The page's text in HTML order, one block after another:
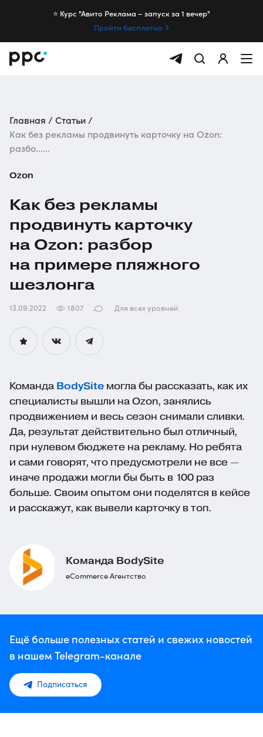
⭐️ Курс "Авито Реклама – запуск за 1 вечер"
Пройти бесплатно
Главная
Статьи
Как без рекламы продвинуть карточку на Ozon:
разбо......
Ozon
Как без рекламы
продвинуть карточку
на Ozon: разбор
на примере пляжного
шезлонга
13.09.2022 1807 Для всех уровней
Команда BodySite могла бы рассказать, как их
специалисты вышли на Ozon, занялись
продвижением и весь сезон снимали сливки.
Да, результат действительно был отличный,
при нулевом бюджете на рекламу. Но ребята
и сами говорят, что предусмотрели не все —
иначе продажи могли бы быть в 100 раз
больше. Своим опытом они поделятся в кейсе
и расскажут, как вывели карточку в топ.
Команда BodySite
eCommerce Агентство
Ещё больше полезных статей и свежих новостей
в нашем Telegram-канале
Подписаться